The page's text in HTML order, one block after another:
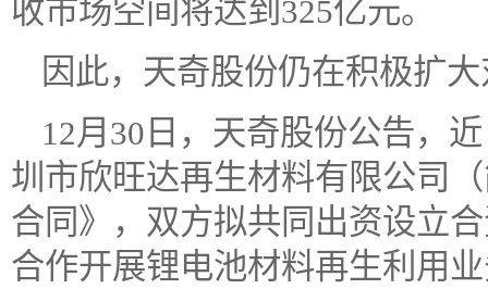
收市场空间将达到325亿元。
因此，天奇股份仍在积极扩
12月30日，天奇股份公告，
圳市欣旺达再生材料有限公司
合同》，双方拟共同出资设立
合作开展锂电池材料再生利用